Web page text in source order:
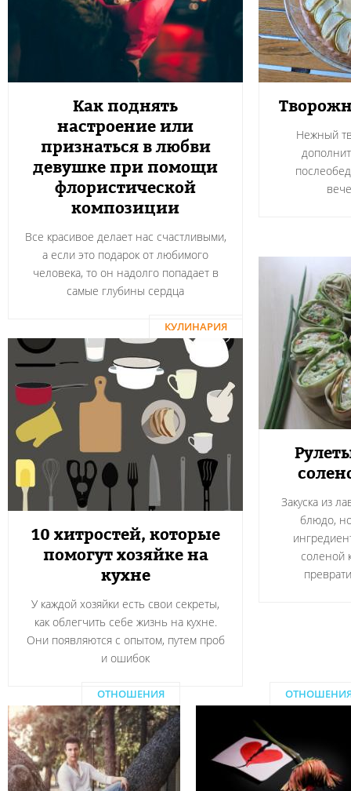
Как поднять
настроение или
признаться в любви
девушке при помощи
флористической
композиции
Все красивое делает нас счастливыми,
а если это подарок от любимого
человека, то он надолго попадает в
самые глубины сердца
Нежный
Закуска из
блюдо,
соленой
КУЛИНАРИЯ
10 хитростей, которые
помогут хозяйке на
кухне
У каждой хозяйки есть свои секреты,
как облегчить себе жизнь на кухне.
Они появляются с опытом, путем проб
и ошибок
ОТНОШЕНИЯ